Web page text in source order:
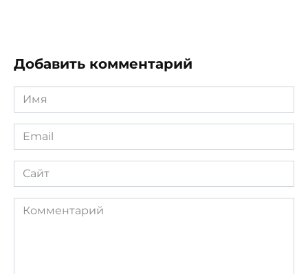
Добавить комментарий
Имя
Email
Сайт
Комментарий